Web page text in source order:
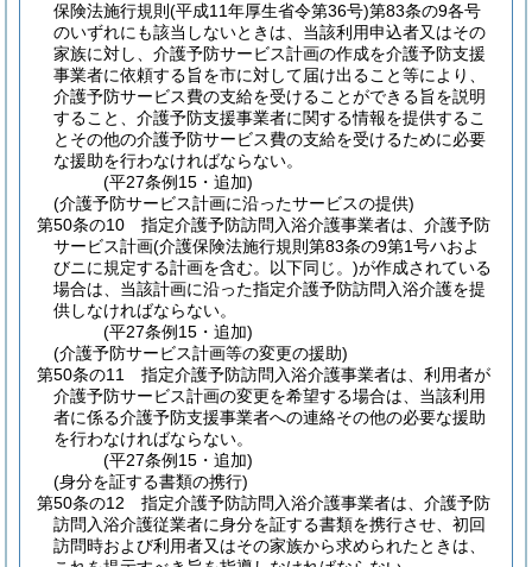
保険法施行規則 (平成11年厚生省令第36号)第83条の9各号
のいずれにも該当しないときは、当該利用申込者又はその
家族に対し、介護予防サービス計画の作成を介護予防支援
事業者に依頼する旨を市に対して届け出ること等により、
介護予防サービス費の支給を受けることができる旨を説明
すること、介護予防支援事業者に関する情報を提供するこ
とその他の介護予防サービス費の支給を受けるために必要
な援助を行わなければならない。
(平27条例15・追加)
(介護予防サービス計画に沿ったサービスの提供)
第50条の10
指定介護予防訪問入浴介護事業者は、介護予防
サービス計画(介護保険法施行規則第83条の9第1号ハおよ
びニに規定する計画を含む。以下同じ。)が作成されている
場合は、当該計画に沿った指定介護予防訪問入浴介護を提
供しなければならない。
(平27条例15・追加)
(介護予防サービス計画等の変更の援助)
第50条の11
指定介護予防訪問入浴介護事業者は、利用者が
介護予防サービス計画の変更を希望する場合は、当該利用
者に係る介護予防支援事業者への連絡その他の必要な援助
を行わなければならない。
(平27条例15・追加)
(身分を証する書類の携行)
第50条の12
指定介護予防訪問入浴介護事業者は、介護予防
訪問入浴介護従業者に身分を証する書類を携行させ、初回
訪問時および利用者又はその家族から求められたときは、